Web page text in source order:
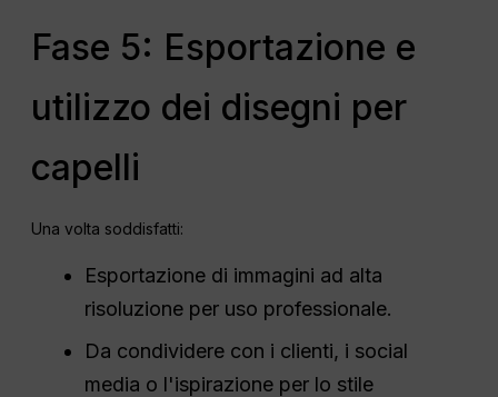
Fase 5: Esportazione e
utilizzo dei disegni per
capelli
Una volta soddisfatti:
Esportazione di immagini ad alta
risoluzione per uso professionale.
Da condividere con i clienti, i social
media o l'ispirazione per lo stile